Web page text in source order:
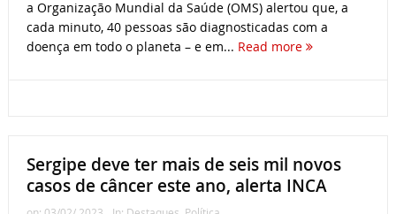
a Organização Mundial da Saúde (OMS) alertou que, a
cada minuto, 40 pessoas são diagnosticadas com a
doença em todo o planeta – e em... Read more
Sergipe deve ter mais de seis mil novos
casos de câncer este ano, alerta INCA